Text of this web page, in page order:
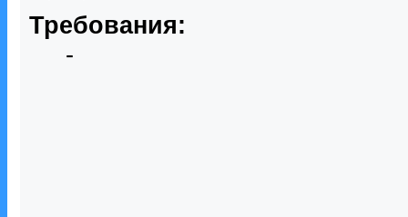
Требования:
-